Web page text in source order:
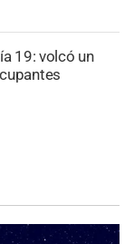
19: volcó un